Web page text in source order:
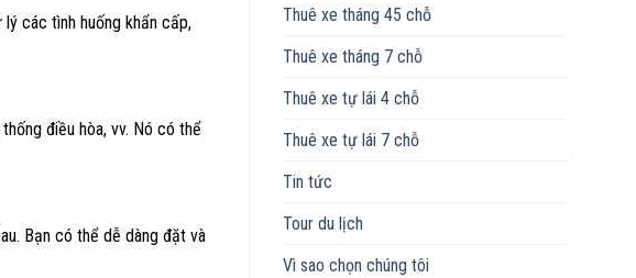
các tình huống khẩn cấp,
điều hòa, vv. Nó có thể
Bạn có thể dễ dàng đặt và
Thuê xe tháng 45 chỗ
Thuê xe tháng 7 chỗ
Thuê xe tự lái 4 chỗ
Thuê xe tự lái 7 chỗ
Tin tức
Tour du lịch
Vì sao chọn chúng tôi